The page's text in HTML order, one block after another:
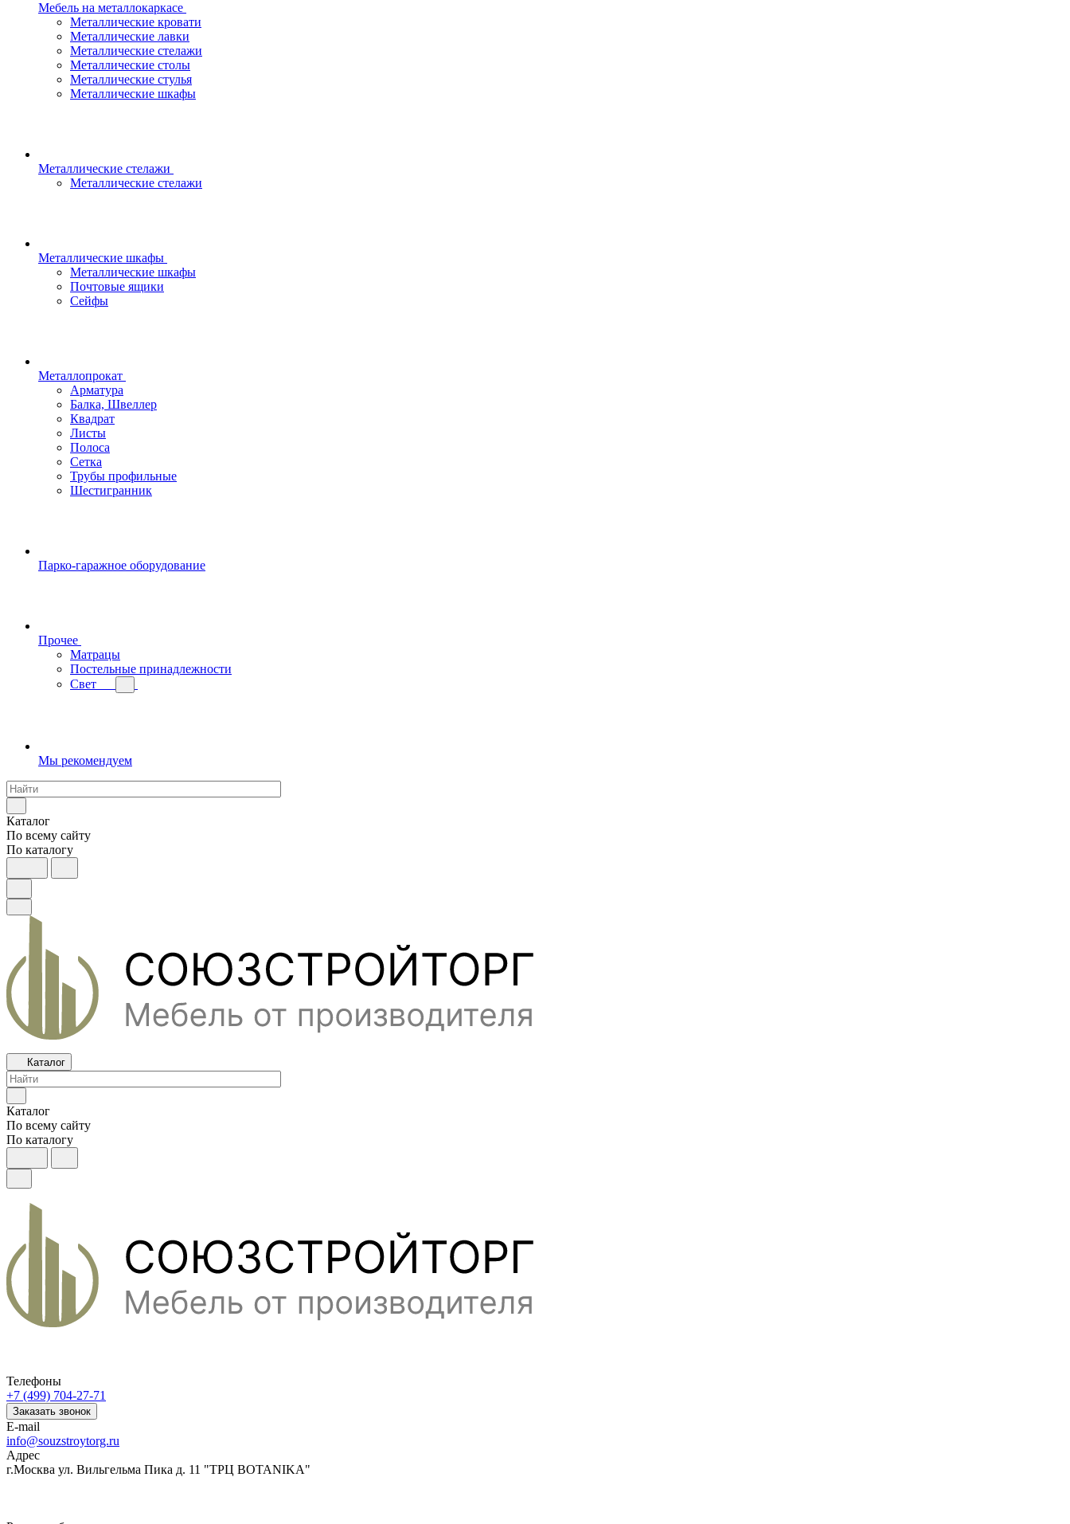
Мебель на металлокаркасе
Металлические кровати
Металлические лавки
Металлические стелажи
Металлические столы
Металлические стулья
Металлические шкафы
Металлические стелажи
Металлические стелажи
Металлические шкафы
Металлические шкафы
Почтовые ящики
Сейфы
Металлопрокат
Арматура
Балка, Швеллер
Квадрат
Листы
Полоса
Сетка
Трубы профильные
Шестигранник
Парко-гаражное оборудование
Прочее
Матрацы
Постельные принадлежности
Свет
Мы рекомендуем
Каталог
По всему сайту
По каталогу
Каталог
Каталог
По всему сайту
По каталогу
Телефоны
+7 (499) 704-27-71
Заказать звонок
E-mail
info@souzstroytorg.ru
Адрес
г.Москва ул. Вильгельма Пика д. 11 "ТРЦ BOTANIKA"